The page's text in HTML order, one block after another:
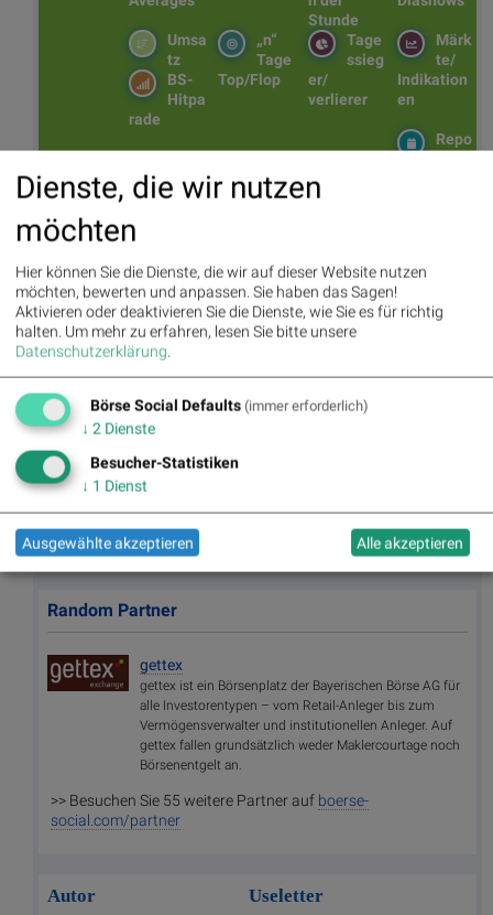
Stunde
Märk
te/
Indikation
en
Tage
ssieg
er/
verlierer
„n“
Tage
Top/Flop
Umsa
tz
BS-
Hitpa
rade
Repo
1. BSN Group PCB (Printed Circuit Board Producer & Clients)
Performancevergleich YTD, Stand: 12.04.2025
2. Leiterplatte, Computer, Elektronik, Technik, IT, Internet, Hardware, PCB,
http://www.shutterstock.com/de/pic-110516621/stock-photo-macro-shot-
of-the-back-side-of-a-circuit-board.html
Aktien auf dem Radar:Bajaj Mobility AG,Rosenbauer
Semperit, EuroTeleSites AG
Immobilien,Marinomed Biotech
Adisa
BTV AG
DO&CO CPI Europe AG
Symrise,Bayer,Fresenius Medical Care,BASF,Deutsche Boerse,
Fresenius,Hannover Rück DAIMLER TRUCK HLD...,Rheinmetall.
Random Partner
gettex
gettex ist ein Börsenplatz der Bayerischen Börse AG für
alle Investorentypen – vom Retail-Anleger bis zum
Vermögensverwalter und institutionellen Anleger. Auf
gettex fallen grundsätzlich weder Maklercourtage noch
Börsenentgelt an.
>> Besuchen Sie 55 weitere Partner auf boerse-
social.com/partner
Autor Useletter
Dienste, die wir nutzen
möchten
Hier können Sie die Dienste, die wir auf dieser Website nutzen
möchten, bewerten und anpassen. Sie haben das Sagen!
Aktivieren oder deaktivieren Sie die Dienste, wie Sie es für richtig
halten. Um mehr zu erfahren, lesen Sie bitte unsere
Datenschutzerklärung.
Börse Social Defaults (immer erforderlich)
↓ 2 Dienste
Besucher-Statistiken
↓ 1 Dienst
Ausgewählte akzeptieren Alle akzeptieren